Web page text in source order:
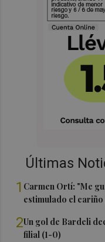
Últimas
1 Carmen Ortí: "Me
estimulado el
2Un gol de Bardeli
filial (1-0)